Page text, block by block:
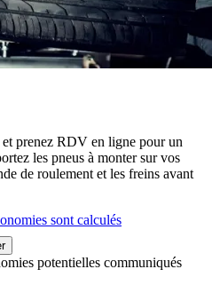
et prenez RDV en ligne pour un
les pneus à monter sur vos
de roulement et les freins avant
sont calculés
potentielles communiqués